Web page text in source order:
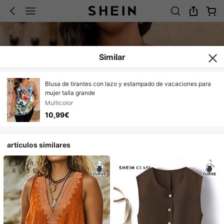
Similar
Blusa de tirantes con lazo y estampado de vacaciones para
mujer talla grande
Multicolor
10,99€
artículos similares